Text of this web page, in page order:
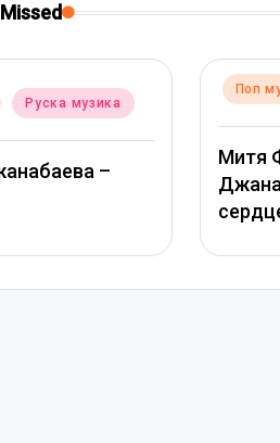
Руска музика
Фомин и Альбина
– Спасибо,